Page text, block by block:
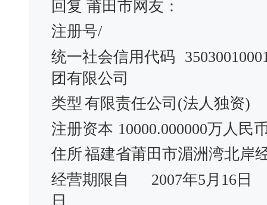
回复 莆田市网友：
注册号/
统一社会信用代码
团有限公司
类型 有限责任公司(法人独资)
注册资本 10000.000000万人民
住所福建省莆田市湄洲湾北岸
经营期限自
2007年5月16日
日